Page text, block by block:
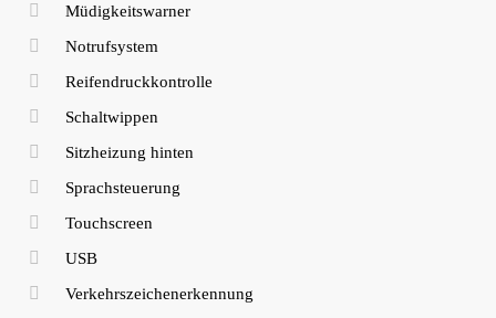
Müdigkeitswarner
Notrufsystem
Reifendruckkontrolle
Schaltwippen
Sitzheizung hinten
Sprachsteuerung
Touchscreen
USB
Verkehrszeichenerkennung